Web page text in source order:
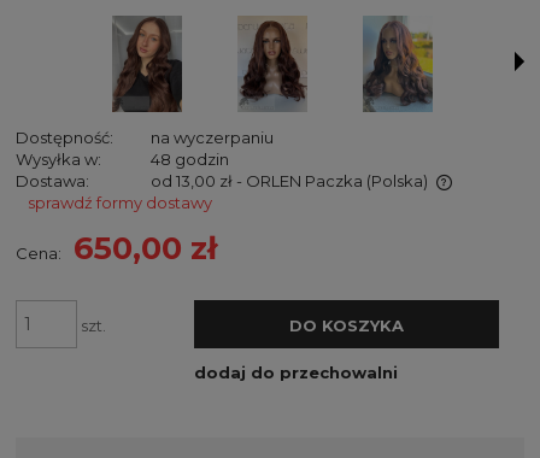
Dostępność:
na wyczerpaniu
Wysyłka w:
48 godzin
Dostawa:
od 13,00 zł - ORLEN Paczka (Polska)
Cena nie zawiera ewentualnych kosztów płatności
sprawdź formy dostawy
Cena: 650,00 zł
szt. DO KOSZYKA
dodaj do przechowalni